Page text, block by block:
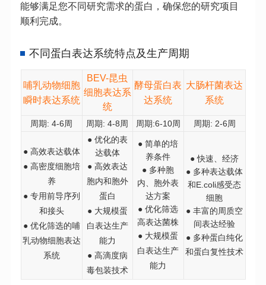
能够满足您不同研究需求的蛋白，确保您的研究项目
顺利完成。
不同蛋白表达系统特点及生产周期
哺乳动物细胞
瞬时表达系统
BEV-昆虫
细胞表达系
统
酵母蛋白表
达系统
大肠杆菌表达
系统
周期: 4-6周 周期: 4-8周 周期:6-10周 周期: 2-6周
● 高效表达载体
●高密度细胞培
养
● 专用前导序列
和接头
●优化筛选的哺
乳动物细胞表达
系统
● 优化的表
达载体
● 高效表达
胞内和胞外
蛋白
● 大规模蛋
白表达生产
能力
●高滴度病
毒包装技术
● 简单的培
养条件
● 多种胞
内、胞外表
达方案
● 优化筛选
高表达菌株
● 大规模蛋
白表达生产
能力
●快速、经济
● 多种表达载体
和E.coli感受态
细胞
● 丰富的周质空
间表达经验
● 多种蛋白纯化
和蛋白复性技术